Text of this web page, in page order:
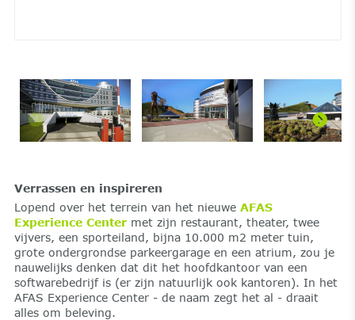
Verrassen en inspireren
Lopend over het terrein van het nieuwe AFAS
Experience Centermet zijn restaurant, theater, twee
vijvers, een sporteiland, bijna 10.000 m2 meter tuin,
grote ondergrondse parkeergarage en een atrium, zou je
nauwelijks denken dat dit het hoofdkantoor van een
softwarebedrijf is (er zijn natuurlijk ook kantoren). In het
AFAS Experience Center - de naam zegt het al - draait
alles om beleving.